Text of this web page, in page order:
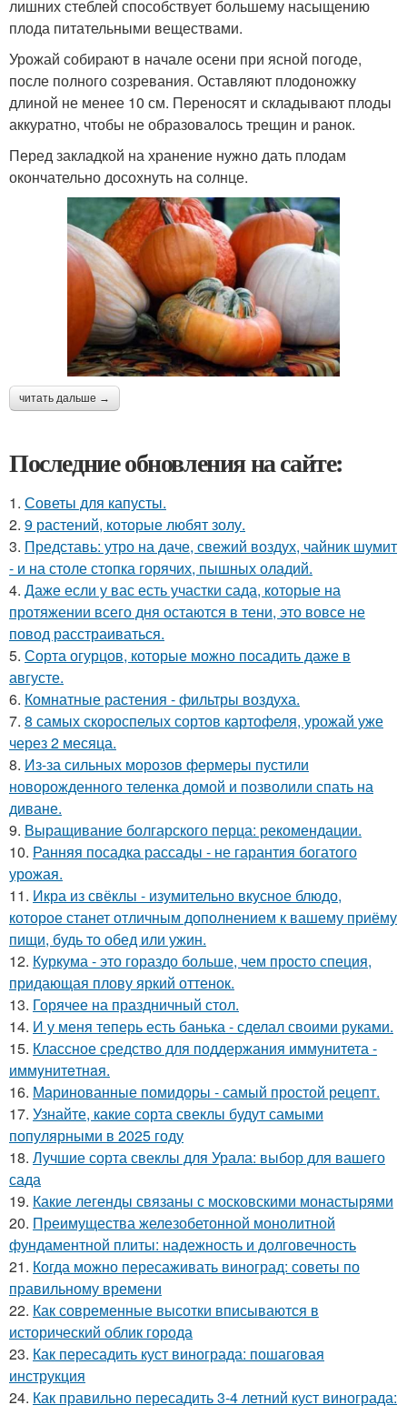
лишних стеблей способствует большему насыщению
плода питательными веществами.
Урожай собирают в начале осени при ясной погоде,
после полного созревания. Оставляют плодоножку
длиной не менее 10 см. Переносят и складывают плоды
аккуратно, чтобы не образовалось трещин и ранок.
Перед закладкой на хранение нужно дать плодам
окончательно досохнуть на солнце.
читать дальше →
Последние обновления на сайте:
1. Советы для капусты.
2. 9 растений, которые любят золу.
3. Представь: утро на даче, свежий воздух, чайник шумит
- и на столе стопка горячих, пышных оладий.
4. Даже если у вас есть участки сада, которые на
протяжении всего дня остаются в тени, это вовсе не
повод расстраиваться.
5. Сорта огурцов, которые можно посадить даже в
августе.
6. Комнатные растения - фильтры воздуха.
7. 8 самых скороспелых сортов картофеля, урожай уже
через 2 месяца.
8. Из-за сильных морозов фермеры пустили
новорожденного теленка домой и позволили спать на
диване.
9. Выращивание болгарского перца: рекомендации.
10. Ранняя посадка рассады - не гарантия богатого
урожая.
11. Икра из свёклы - изумительно вкусное блюдо,
которое станет отличным дополнением к вашему приёму
пищи, будь то обед или ужин.
12. Куркума - это гораздо больше, чем просто специя,
придающая плову яркий оттенок.
13. Горячее на праздничный стол.
14. И у меня теперь есть банька - сделал своими руками.
15. Классное средство для поддержания иммунитета -
иммyнитeтнaя.
16. Маринованные помидоры - самый простой рецепт.
17. Узнайте, какие сорта свеклы будут самыми
популярными в 2025 году
18. Лучшие сорта свеклы для Урала: выбор для вашего
сада
19. Какие легенды связаны с московскими монастырями
20. Преимущества железобетонной монолитной
фундаментной плиты: надежность и долговечность
21. Когда можно пересаживать виноград: советы по
правильному времени
22. Как современные высотки вписываются в
исторический облик города
23. Как пересадить куст винограда: пошаговая
инструкция
24. Как правильно пересадить 3-4 летний куст винограда: